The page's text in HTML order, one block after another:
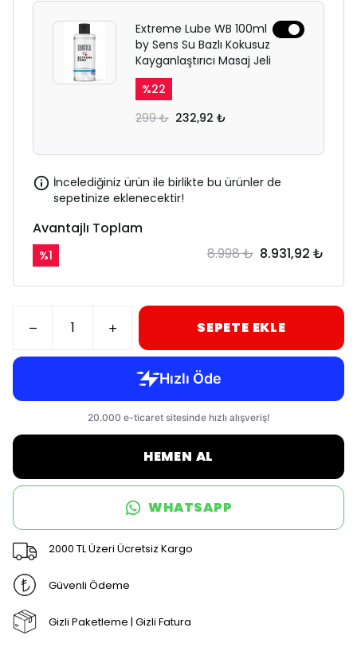
Extreme Lube WB 100ml
by Sens Su Bazlı Kokusuz
Kayganlaştırıcı Masaj Jeli
%22
299 ₺ 232,92 ₺
İncelediğiniz ürün ile birlikte bu ürünler de
sepetinize eklenecektir!
Avantajlı Toplam
%1 8.998 ₺ 8.931,92 ₺
SEPETE EKLE
HEMEN AL
WHATSAPP
2000 TL Üzeri Ücretsiz Kargo
Güvenli Ödeme
Gizli Paketleme | Gizli Fatura